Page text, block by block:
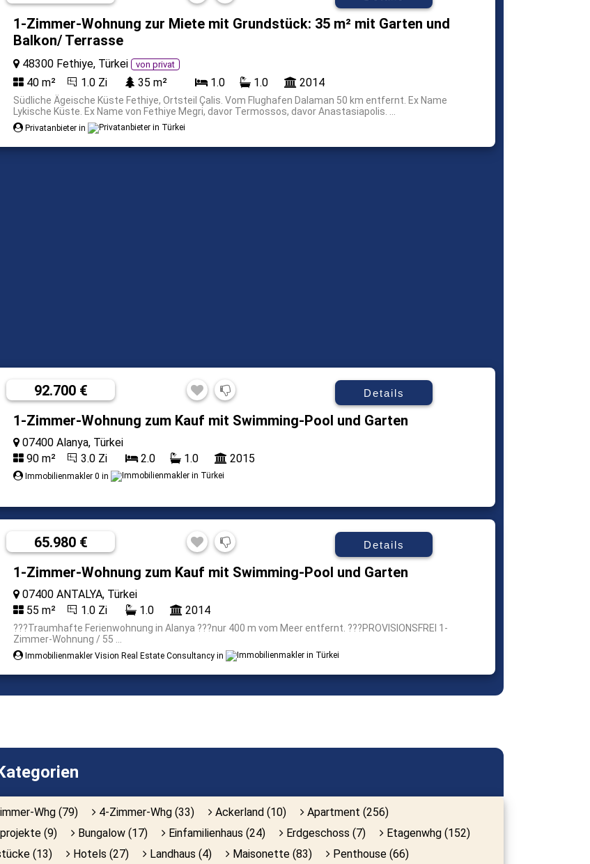
1-Zimmer-Wohnung zur Miete mit Grundstück: 35 m² mit Garten und
Balkon/ Terrasse
48300 Fethiye, Türkei von privat
40 m² 1.0 Zi 35 m² 1.0 1.0 2014
Südliche Ägeische Küste Fethiye, Ortsteil Çalis. Vom Flughafen Dalaman 50 km entfernt. Ex Name
Lykische Küste. Ex Name von Fethiye Megri, davor Termossos, davor Anastasiapolis. ...
Privatanbieter in
92.700 € Details
1-Zimmer-Wohnung zum Kauf mit Swimming-Pool und Garten
07400 Alanya, Türkei
90 m²
3.0 Zi 2.0 1.0 2015
Immobilienmakler 0 in
65.980 € Details
1-Zimmer-Wohnung zum Kauf mit Swimming-Pool und Garten
07400 ANTALYA, Türkei
55 m²
1.0 Zi 1.0 2014
???Traumhafte Ferienwohnung in Alanya ???nur 400 m vom Meer entfernt. ???PROVISIONSFREI 1-
Zimmer-Wohnung / 55 ...
Immobilienmakler Vision Real Estate Consultancy in
Whg (79) 4-Zimmer-Whg (33) Ackerland (10)
Apartment (256)
(9) Bungalow (17) Einfamilienhaus (24) Erdgeschoss (7)
Etagenwhg (152)
(13) Hotels (27) Landhaus (4) Maisonette (83) Penthouse (66)